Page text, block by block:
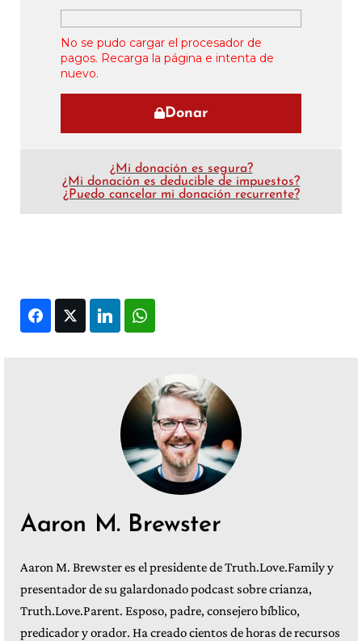
No se pudo cargar el procesador de
pagos. Recarga la página e intenta de
nuevo.
Donar
¿Mi donación es segura?
¿Mi donación es deducible de impuestos?
¿Puedo cancelar mi donación recurrente?
FacebookTwitter LinkedIn
Aaron M. Brewster
Aaron M. Brewster es el presidente de Truth.Love.Family y
presentador de su galardonado podcast sobre crianza,
Truth.Love.Parent. Esposo, padre, consejero bíblico,
predicador y orador. Ha creado cientos de horas de recursos